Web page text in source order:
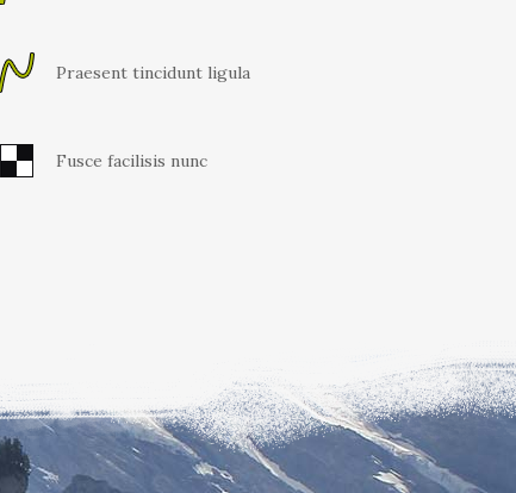
Praesent tincidunt ligula
Fusce facilisis nunc